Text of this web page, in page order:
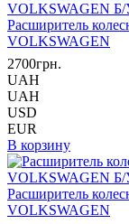
Расширитель
VOLKSWAGEN
2700грн.
UAH
UAH
USD
EUR
В корзину
Расширитель
VOLKSWAGEN